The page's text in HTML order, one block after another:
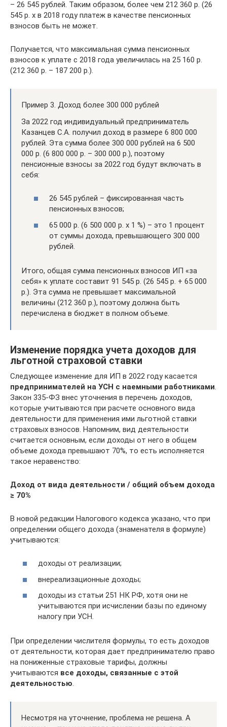
– 26 545 рублей. Таким образом, более чем 212 360 р. (26
545 р. x в 2018 году платеж в качестве пенсионных
взносов быть не может.
Получается, что максимальная сумма пенсионных
взносов к уплате с 2018 года увеличилась на 25 160 р.
(212 360 р. – 187 200 р.).
Пример 3. Доход более 300 000 рублей
За 2022 год индивидуальный предприниматель
Казанцев С.А. получил доход в размере 6 800 000
рублей. Эта сумма более 300 000 рублей на 6 500
000 р. (6 800 000 р. – 300 000 р.), поэтому
пенсионные взносы за 2022 год будут включать в
себя:
26 545 рублей – фиксированная часть
пенсионных взносов;
65 000 р. (6 500 000 р. x 1 %) – это 1 процент
от суммы дохода, превышающего 300 000
рублей.
Итого, общая сумма пенсионных взносов ИП «за
себя» к уплате составит 91 545 р. (26 545 р. + 65 000
р.). Эта сумма не превышает максимальной
величины (212 360 р.), поэтому должна быть
перечислена в бюджет в полном объеме.
Изменение порядка учета доходов для
льготной страховой ставки
Следующее изменение для ИП в 2022 году касается
предпринимателей на УСН с наемными работниками
Закон 335-ФЗ внес уточнения в перечень доходов,
которые учитываются при расчете основного вида
деятельности для применения ими льготной ставки
страховых взносов. Напомним, вид деятельности
считается основным, если доходы от него в общем
объеме дохода превышают 70%, то есть исполняется
такое неравенство:
Доход от вида деятельности / общий объем дохода
≥ 70%
В новой редакции Налогового кодекса указано, что при
определении общего дохода (знаменателя в формуле)
учитываются:
доходы от реализации;
внереализационные доходы;
доходы из статьи 251 НК РФ, хотя они не
учитываются при исчислении базы по единому
налогу при УСН.
При определении числителя формулы, то есть доходов
от деятельности, которая дает предпринимателю право
на пониженные страховые тарифы, должны
учитываются все доходы, связанные с этой
деятельностью.
Несмотря на уточнение, проблема не решена. А